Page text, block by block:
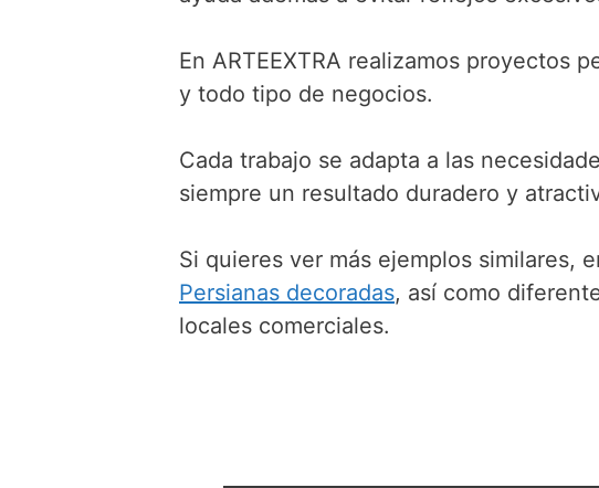
En ARTEEXTRA realizamos proyectos
y todo tipo de negocios.
Cada trabajo se adapta a las
siempre un resultado duradero y
Si quieres ver más ejemplos similares,
Persianas decoradas, así como
locales comerciales.